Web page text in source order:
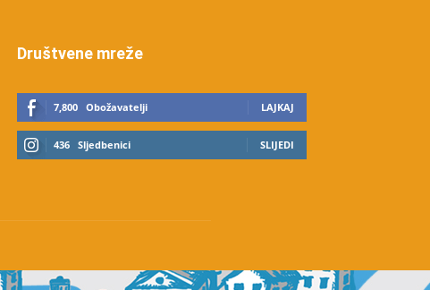
Društvene mreže
7,800 Obožavatelji LAJKAJ
436 Sljedbenici SLIJEDI